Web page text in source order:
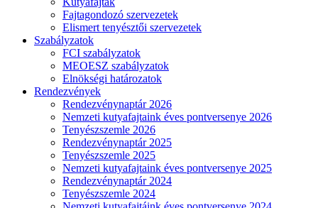
Fajtagondozó szervezetek
Elismert tenyésztői szervezetek
Szabályzatok
FCI szabályzatok
MEOESZ szabályzatok
Elnökségi határozatok
Rendezvények
Rendezvénynaptár 2026
Nemzeti kutyafajtaink éves pontversenye 2026
Tenyészszemle 2026
Rendezvénynaptár 2025
Tenyészszemle 2025
Nemzeti kutyafajtaink éves pontversenye 2025
Rendezvénynaptár 2024
Tenyészszemle 2024